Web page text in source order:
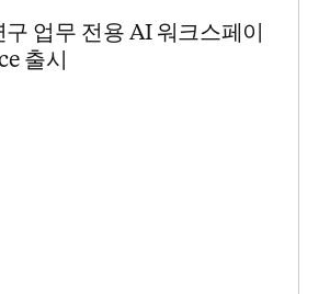
업무 전용 AI 워크스페이
출시